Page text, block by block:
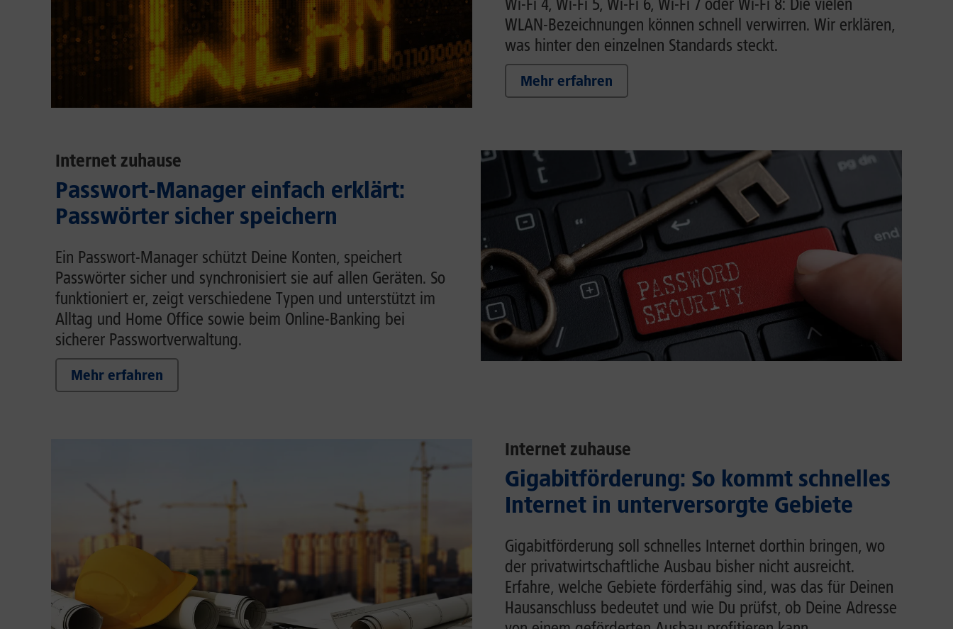
WLAN-Bezeichnungen können schnell verwirren. Wir erklären,
was hinter den einzelnen Standards steckt.
Mehr erfahren
Internet zuhause
Passwort-Manager einfach erklärt:
Passwörter sicher speichern
Ein Passwort-Manager schützt Deine Konten, speichert
Passwörter sicher und synchronisiert sie auf allen Geräten. So
funktioniert er, zeigt verschiedene Typen und unterstützt im
Alltag und Home Office sowie beim Online-Banking bei
sicherer Passwortverwaltung.
Mehr erfahren
Internet zuhause
Gigabitförderung: So kommt schnelles
Internet in unterversorgte Gebiete
Gigabitförderung soll schnelles Internet dorthin bringen, wo
der privatwirtschaftliche Ausbau bisher nicht ausreicht.
Erfahre, welche Gebiete förderfähig sind, was das für Deinen
Hausanschluss bedeutet und wie Du prüfst, ob Deine Adresse